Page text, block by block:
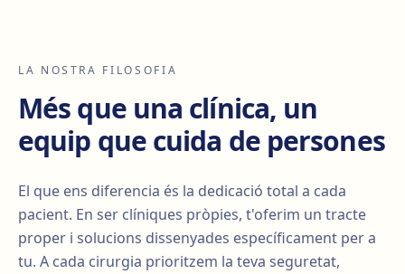
LA NOSTRA FILOSOFIA
Més que una clínica, un
equip que cuida de persones
El que ens diferencia és la dedicació total a cada
pacient. En ser clíniques pròpies, t'oferim un tracte
proper i solucions dissenyades específicament per a
tu. A cada cirurgia prioritzem la teva seguretat,